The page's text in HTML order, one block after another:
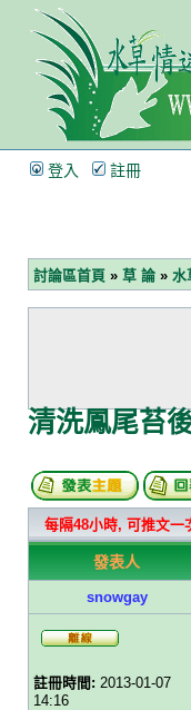
登入 註冊
討論區首頁 » 草 論 » 水
清洗鳳尾苔
每隔48小時, 可推文一
發表人
snowgay
註冊時間: 2013-01-07
14:16